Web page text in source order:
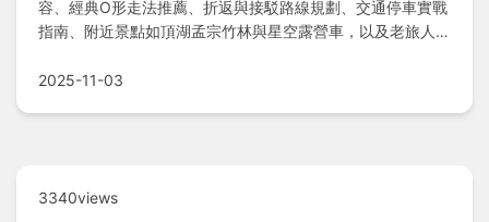
容、經典O形走法推薦、折返與接駁路線規劃、交通停車實戰
指南、附近景點如頂湖孟宗竹林與星空露營車，以及老旅人叮
憂。
2025-11-03
3340views